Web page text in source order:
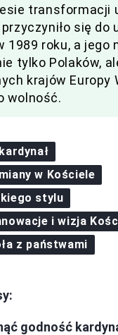
transformacji
się do
1989 roku, a jego
tylko Polaków,
krajów Europy
wolność.
w Kościele
stylu
i wizja
z państwami
godność